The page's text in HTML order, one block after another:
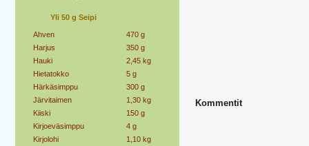
Yli 50 g Seipi
Ahven
470 g
Harjus
350 g
Hauki
2,45 kg
Hietatokko
5 g
Härkäsimppu
300 g
Järvitaimen
1,30 kg
Kiiski
150 g
Kirjoeväsimppu
4 g
Kirjolohi
1,10 kg
Kommentit